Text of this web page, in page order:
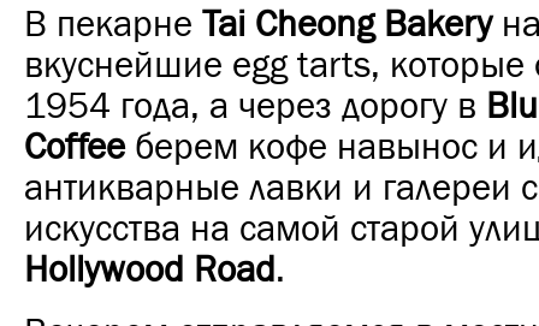
В пекарне Tai Cheong Bakery
вкуснейшие egg tarts, которые
1954 года, а через дорогу в
Coffeeберем кофе навынос и
антикварные лавки и галереи
искусства на самой старой
Hollywood Road.